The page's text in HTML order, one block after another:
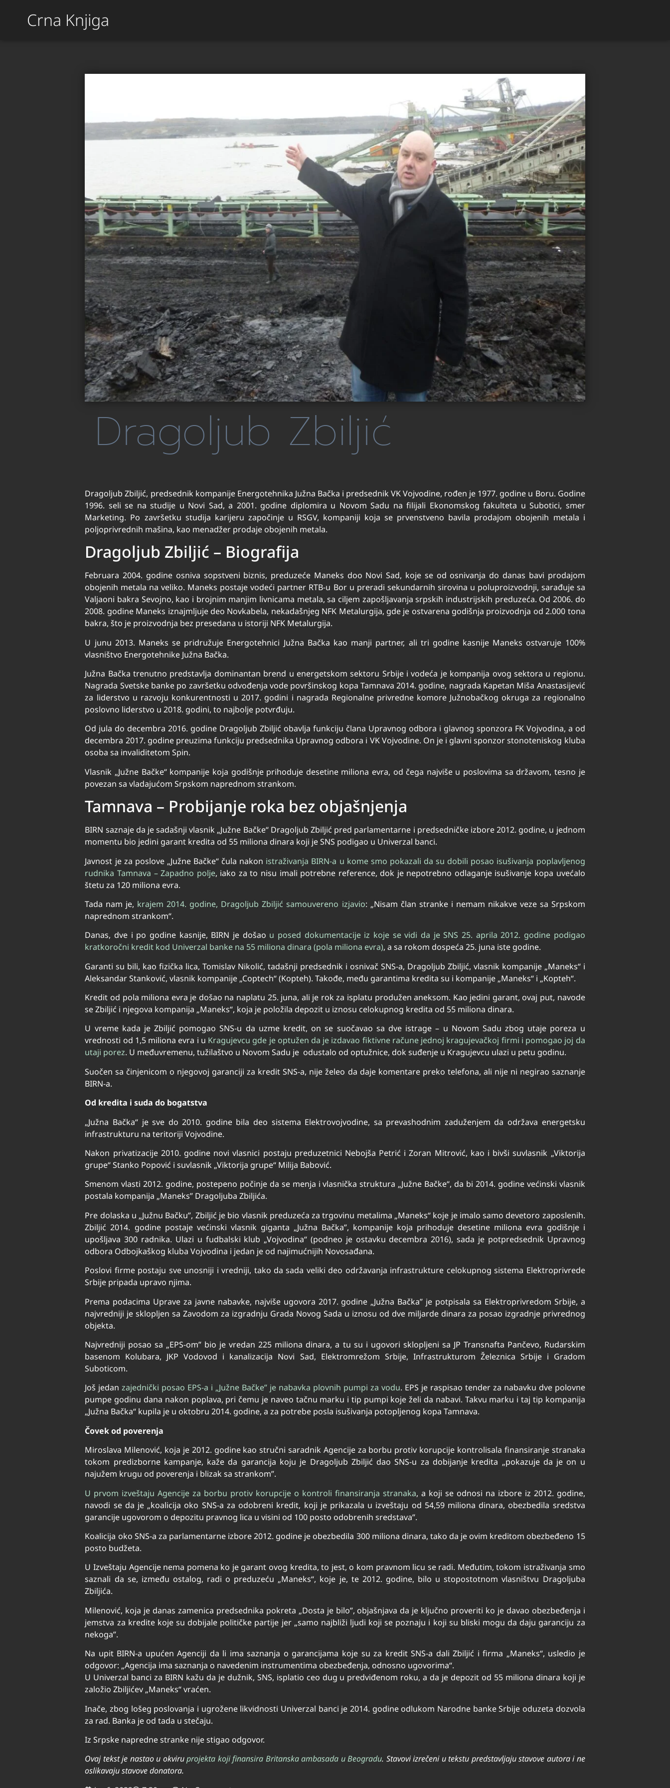
Crna Knjiga
Dragoljub Zbiljić
Dragoljub Zbiljić, predsednik kompanije Energotehnika Južna Bačka i predsednik VK Vojvodine, rođen je 1977. godine u Boru. Godine
1996. seli se na studije u Novi Sad, a 2001. godine diplomira u Novom Sadu na filijali Ekonomskog fakulteta u Subotici, smer
Marketing. Po završetku studija karijeru započinje u RSGV, kompaniji koja se prvenstveno bavila prodajom obojenih metala i
poljoprivrednih mašina, kao menadžer prodaje obojenih metala.
Dragoljub Zbiljić – Biografija
Februara 2004. godine osniva sopstveni biznis, preduzeće Maneks doo Novi Sad, koje se od osnivanja do danas bavi prodajom
obojenih metala na veliko. Maneks postaje vodeći partner RTB-u Bor u preradi sekundarnih sirovina u poluproizvodnji, sarađuje sa
Valjaoni bakra Sevojno, kao i brojnim manjim livnicama metala, sa ciljem zapošljavanja srpskih industrijskih preduzeća. Od 2006. do
2008. godine Maneks iznajmljuje deo Novkabela, nekadašnjeg NFK Metalurgija, gde je ostvarena godišnja proizvodnja od 2.000 tona
bakra, što je proizvodnja bez presedana u istoriji NFK Metalurgija.
U junu 2013. Maneks se pridružuje Energotehnici Južna Bačka kao manji partner, ali tri godine kasnije Maneks ostvaruje 100%
vlasništvo Energotehnike Južna Bačka.
Južna Bačka trenutno predstavlja dominantan brend u energetskom sektoru Srbije i vodeća je kompanija ovog sektora u regionu.
Nagrada Svetske banke po završetku odvođenja vode površinskog kopa Tamnava 2014. godine, nagrada Kapetan Miša Anastasijević
za liderstvo u razvoju konkurentnosti u 2017. godini i nagrada Regionalne privredne komore Južnobačkog okruga za regionalno
poslovno liderstvo u 2018. godini, to najbolje potvrđuju.
Od jula do decembra 2016. godine Dragoljub Zbiljić obavlja funkciju člana Upravnog odbora i glavnog sponzora FK Vojvodina, a od
decembra 2017. godine preuzima funkciju predsednika Upravnog odbora i VK Vojvodine. On je i glavni sponzor stonoteniskog kluba
osoba sa invaliditetom Spin.
Vlasnik „Južne Bačke“ kompanije koja godišnje prihoduje desetine miliona evra, od čega najviše u poslovima sa državom, tesno je
povezan sa vladajućom Srpskom naprednom strankom.
Tamnava – Probijanje roka bez objašnjenja
BIRN saznaje da je sadašnji vlasnik „Južne Bačke“ Dragoljub Zbiljić pred parlamentarne i predsedničke izbore 2012. godine, u jednom
momentu bio jedini garant kredita od 55 miliona dinara koji je SNS podigao u Univerzal banci.
Javnost je za poslove „Južne Bačke“ čula nakon istraživanja BIRN-a u kome smo pokazali da su dobili posao isušivanja poplavljenog
rudnika Tamnava – Zapadno polje, iako za to nisu imali potrebne reference, dok je nepotrebno odlaganje isušivanje kopa uvećalo
štetu za 120 miliona evra.
Tada nam je, krajem 2014. godine, Dragoljub Zbiljić samouvereno izjavio: „Nisam član stranke i nemam nikakve veze sa Srpskom
naprednom strankom“.
Danas, dve i po godine kasnije, BIRN je došao u posed dokumentacije iz koje se vidi da je SNS 25. aprila 2012. godine podigao
kratkoročni kredit kod Univerzal banke na 55 miliona dinara (pola miliona evra), a sa rokom dospeća 25. juna iste godine.
Garanti su bili, kao fizička lica, Tomislav Nikolić, tadašnji predsednik i osnivač SNS-a, Dragoljub Zbiljić, vlasnik kompanije „Maneks“ i
Aleksandar Stanković, vlasnik kompanije „Coptech“ (Kopteh). Takođe, među garantima kredita su i kompanije „Maneks“ i „Kopteh“.
Kredit od pola miliona evra je došao na naplatu 25. juna, ali je rok za isplatu produžen aneksom. Kao jedini garant, ovaj put, navode
se Zbiljić i njegova kompanija „Maneks“, koja je položila depozit u iznosu celokupnog kredita od 55 miliona dinara.
U vreme kada je Zbiljić pomogao SNS-u da uzme kredit, on se suočavao sa dve istrage – u Novom Sadu zbog utaje poreza u
vrednosti od 1,5 miliona evra i u Kragujevcu gde je optužen da je izdavao fiktivne račune jednoj kragujevačkoj firmi i pomogao joj da
utaji porez. U međuvremenu, tužilaštvo u Novom Sadu je odustalo od optužnice, dok suđenje u Kragujevcu ulazi u petu godinu.
Suočen sa činjenicom o njegovoj garanciji za kredit SNS-a, nije želeo da daje komentare preko telefona, ali nije ni negirao saznanje
BIRN-a.
Od kredita i suda do bogatstva
„Južna Bačka“ je sve do 2010. godine bila deo sistema Elektrovojvodine, sa prevashodnim zaduženjem da održava energetsku
infrastrukturu na teritoriji Vojvodine.
Nakon privatizacije 2010. godine novi vlasnici postaju preduzetnici Nebojša Petrić i Zoran Mitrović, kao i bivši suvlasnik „Viktorija
grupe“ Stanko Popović i suvlasnik „Viktorija grupe“ Milija Babović.
Smenom vlasti 2012. godine, postepeno počinje da se menja i vlasnička struktura „Južne Bačke“, da bi 2014. godine većinski vlasnik
postala kompanija „Maneks” Dragoljuba Zbiljića.
Pre dolaska u „Južnu Bačku”, Zbiljić je bio vlasnik preduzeća za trgovinu metalima „Maneks“ koje je imalo samo devetoro zaposlenih.
Zbiljić 2014. godine postaje većinski vlasnik giganta „Južna Bačka”, kompanije koja prihoduje desetine miliona evra godišnje i
upošljava 300 radnika. Ulazi u fudbalski klub „Vojvodina“ (podneo je ostavku decembra 2016), sada je potpredsednik Upravnog
odbora Odbojkaškog kluba Vojvodina i jedan je od najimućnijih Novosađana.
Poslovi firme postaju sve unosniji i vredniji, tako da sada veliki deo održavanja infrastrukture celokupnog sistema Elektroprivrede
Srbije pripada upravo njima.
Prema podacima Uprave za javne nabavke, najviše ugovora 2017. godine „Južna Bačka” je potpisala sa Elektroprivredom Srbije, a
najvredniji je sklopljen sa Zavodom za izgradnju Grada Novog Sada u iznosu od dve miljarde dinara za posao izgradnje privrednog
objekta.
Najvredniji posao sa „EPS-om” bio je vredan 225 miliona dinara, a tu su i ugovori sklopljeni sa JP Transnafta Pančevo, Rudarskim
basenom Kolubara, JKP Vodovod i kanalizacija Novi Sad, Elektromrežom Srbije, Infrastrukturom Železnica Srbije i Gradom
Suboticom.
Još jedanzajednički posao EPS-a i „Južne Bačke” je nabavka plovnih pumpi za vodu. EPS je raspisao tender za nabavku dve polovne
pumpe godinu dana nakon poplava, pri čemu je naveo tačnu marku i tip pumpi koje želi da nabavi. Takvu marku i taj tip kompanija
„Južna Bačka“ kupila je u oktobru 2014. godine, a za potrebe posla isušivanja potopljenog kopa Tamnava.
Čovek od poverenja
Miroslava Milenović, koja je 2012. godine kao stručni saradnik Agencije za borbu protiv korupcije kontrolisala finansiranje stranaka
tokom predizborne kampanje, kaže da garancija koju je Dragoljub Zbiljić dao SNS-u za dobijanje kredita „pokazuje da je on u
najužem krugu od poverenja i blizak sa strankom”.
U prvom izveštaju Agencije za borbu protiv korupcije o kontroli finansiranja stranaka, a koji se odnosi na izbore iz 2012. godine,
navodi se da je „koalicija oko SNS-a za odobreni kredit, koji je prikazala u izveštaju od 54,59 miliona dinara, obezbedila sredstva
garancije ugovorom o depozitu pravnog lica u visini od 100 posto odobrenih sredstava”.
Koalicija oko SNS-a za parlamentarne izbore 2012. godine je obezbedila 300 miliona dinara, tako da je ovim kreditom obezbeđeno 15
posto budžeta.
U Izveštaju Agencije nema pomena ko je garant ovog kredita, to jest, o kom pravnom licu se radi. Međutim, tokom istraživanja smo
saznali da se, između ostalog, radi o preduzeću „Maneks“, koje je, te 2012. godine, bilo u stopostotnom vlasništvu Dragoljuba
Zbiljića.
Milenović, koja je danas zamenica predsednika pokreta „Dosta je bilo”, objašnjava da je ključno proveriti ko je davao obezbeđenja i
jemstva za kredite koje su dobijale političke partije jer „samo najbliži ljudi koji se poznaju i koji su bliski mogu da daju garanciju za
nekoga”.
Na upit BIRN-a upućen Agenciji da li ima saznanja o garancijama koje su za kredit SNS-a dali Zbiljić i firma „Maneks“, usledio je
odgovor: „Agencija ima saznanja o navedenim instrumentima obezbeđenja, odnosno ugovorima“.
U Univerzal banci za BIRN kažu da je dužnik, SNS, isplatio ceo dug u predviđenom roku, a da je depozit od 55 miliona dinara koji je
založio Zbiljićev „Maneks“ vraćen.
Inače, zbog lošeg poslovanja i ugrožene likvidnosti Univerzal banci je 2014. godine odlukom Narodne banke Srbije oduzeta dozvola
za rad. Banka je od tada u stečaju.
Iz Srpske napredne stranke nije stigao odgovor.
Ovaj tekst je nastao u okviruprojekta koji finansira Britanska ambasada u Beogradu. Stavovi izrečeni u tekstu predstavljaju stavove autora i ne
oslikavaju stavove donatora.